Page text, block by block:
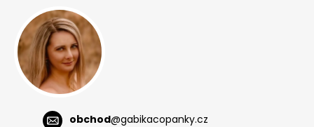
obchod@gabikacopanky.cz